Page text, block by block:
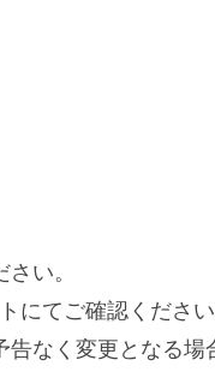
い。
にてご確認ください
なく変更となる場